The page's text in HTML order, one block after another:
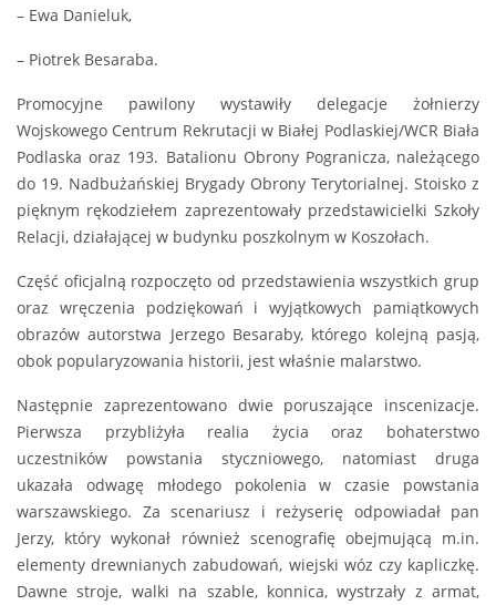
– Ewa Danieluk,
– Piotrek Besaraba.
Promocyjne pawilony wystawiły delegacje żołnierzy
Wojskowego Centrum Rekrutacji w Białej Podlaskiej/WCR Biała
Podlaska oraz 193. Batalionu Obrony Pogranicza, należącego
do 19. Nadbużańskiej Brygady Obrony Terytorialnej. Stoisko z
pięknym rękodziełem zaprezentowały przedstawicielki Szkoły
Relacji, działającej w budynku poszkolnym w Koszołach.
Część oficjalną rozpoczęto od przedstawienia wszystkich grup
oraz wręczenia podziękowań i wyjątkowych pamiątkowych
obrazów autorstwa Jerzego Besaraby, którego kolejną pasją,
obok popularyzowania historii, jest właśnie malarstwo.
Następnie zaprezentowano dwie poruszające inscenizacje.
Pierwsza przybliżyła realia życia oraz bohaterstwo
uczestników powstania styczniowego, natomiast druga
ukazała odwagę młodego pokolenia w czasie powstania
warszawskiego. Za scenariusz i reżyserię odpowiadał pan
Jerzy, który wykonał również scenografię obejmującą m.in.
elementy drewnianych zabudowań, wiejski wóz czy kapliczkę.
Dawne stroje, walki na szable, konnica, wystrzały z armat,